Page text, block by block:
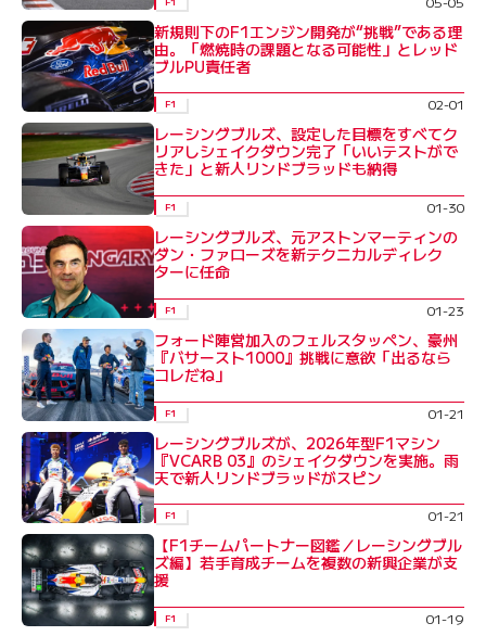
新規則下のF1エンジン開発が“挑戦”である理
由。「燃焼時の課題となる可能性」とレッド
ブルPU責任者
F1 02-01
レーシングブルズ、設定した目標をすべてク
リアしシェイクダウン完了「いいテストがで
きた」と新人リンドブラッドも納得
F1 01-30
レーシングブルズ、元アストンマーティンの
ダン・ファローズを新テクニカルディレク
ターに任命
F1 01-23
フォード陣営加入のフェルスタッペン、豪州
『バサースト1000』挑戦に意欲「出るなら
コレだね」
F1 01-21
レーシングブルズが、2026年型F1マシン
『VCARB 03』のシェイクダウンを実施。雨
天で新人リンドブラッドがスピン
F1 01-21
【F1チームパートナー図鑑／レーシングブル
ズ編】若手育成チームを複数の新興企業が支
援
F1 01-19